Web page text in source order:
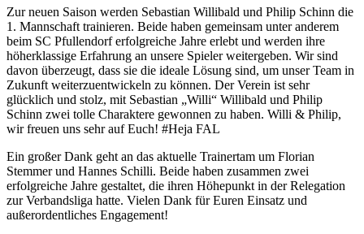
Zur neuen Saison werden Sebastian Willibald und Philip Schinn die
1. Mannschaft trainieren. Beide haben gemeinsam unter anderem
beim SC Pfullendorf erfolgreiche Jahre erlebt und werden ihre
höherklassige Erfahrung an unsere Spieler weitergeben. Wir sind
davon überzeugt, dass sie die ideale Lösung sind, um unser Team in
Zukunft weiterzuentwickeln zu können. Der Verein ist sehr
glücklich und stolz, mit Sebastian „Willi“ Willibald und Philip
Schinn zwei tolle Charaktere gewonnen zu haben. Willi & Philip,
wir freuen uns sehr auf Euch! #Heja FAL
Ein großer Dank geht an das aktuelle Trainertam um Florian
Stemmer und Hannes Schilli. Beide haben zusammen zwei
erfolgreiche Jahre gestaltet, die ihren Höhepunkt in der Relegation
zur Verbandsliga hatte. Vielen Dank für Euren Einsatz und
außerordentliches Engagement!